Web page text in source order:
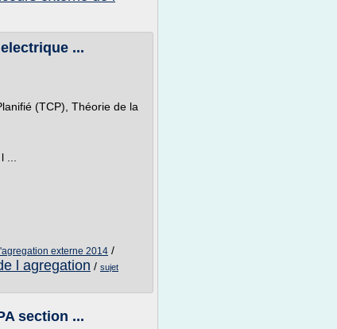
...
(TCP), Théorie de la
externe 2014 /
l agregation / sujet
section ...